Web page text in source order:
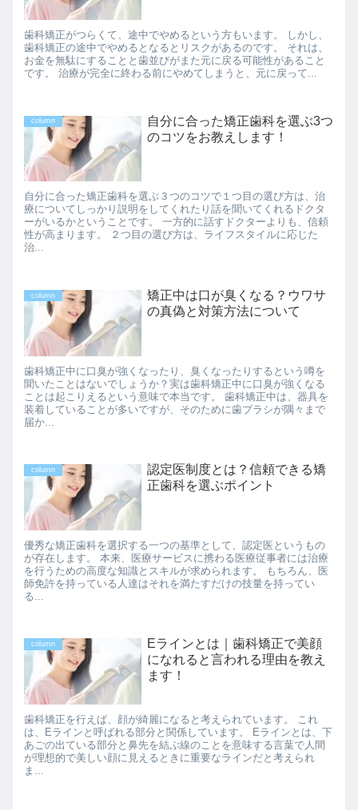
歯科矯正がつらくて、途中でやめるという方もいます。 しかし、
歯科矯正の途中でやめるとなるとリスクがあるのです。 それは、
お金を無駄にすることと歯並びがまた元に戻る可能性があること
です。 治療が完全に終わる前にやめてしまうと、元に戻って...
column
自分に合った矯正歯科を選ぶ3つ
のコツをお教えします！
自分に合った矯正歯科を選ぶ３つのコツで１つ目の選び方は、治
療についてしっかり説明をしてくれたり話を聞いてくれるドクタ
ーがいるかということです。 一方的に話すドクターよりも、信頼
性が高まります。 ２つ目の選び方は、ライフスタイルに応じた
治...
column
矯正中は口が臭くなる？ウワサ
の真偽と対策方法について
歯科矯正中に口臭が強くなったり、臭くなったりするという噂を
聞いたことはないでしょうか？実は歯科矯正中に口臭が強くなる
ことは起こりえるという意味で本当です。 歯科矯正中は、器具を
装着していることが多いですが、そのために歯ブラシが隅々まで
届か...
column
認定医制度とは？信頼できる矯
正歯科を選ぶポイント
優秀な矯正歯科を選択する一つの基準として、認定医というもの
が存在します。 本来、医療サービスに携わる医療従事者には治療
を行うための高度な知識とスキルが求められます。 もちろん、医
師免許を持っている人達はそれを満たすだけの技量を持ってい
る...
column
Eラインとは｜歯科矯正で美顔
になれると言われる理由を教え
ます！
歯科矯正を行えば、顔が綺麗になると考えられています。 これ
は、Eラインと呼ばれる部分と関係しています。 Eラインとは、下
あごの出ている部分と鼻先を結ぶ線のことを意味する言葉で人間
が理想的で美しい顔に見えるときに重要なラインだと考えられ
ま...